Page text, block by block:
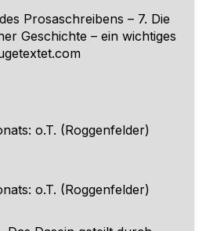
Prosaschreibens – 7. Die
Geschichte – ein wichtiges
o.T. (Roggenfelder)
o.T. (Roggenfelder)